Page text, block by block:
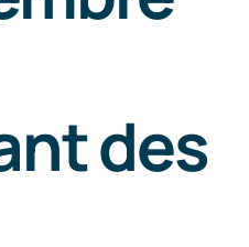
des